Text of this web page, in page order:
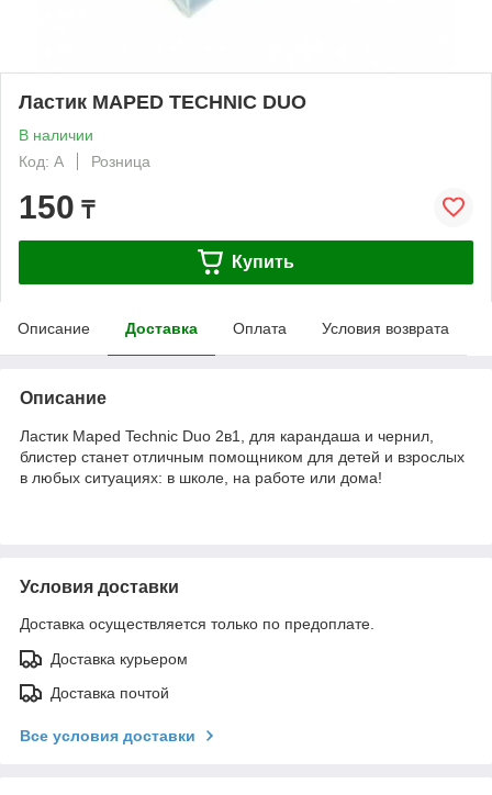
Ластик MAPED TECHNIC DUO
В наличии
Код: А
Розница
150 ₸
Купить
Описание Доставка Оплата Условия возврата
Описание
Ластик Maped Technic Duo 2в1, для карандаша и чернил,
блистер станет отличным помощником для детей и взрослых
в любых ситуациях: в школе, на работе или дома!
Условия доставки
Доставка осуществляется только по предоплате.
Доставка курьером
Доставка почтой
Все условия доставки